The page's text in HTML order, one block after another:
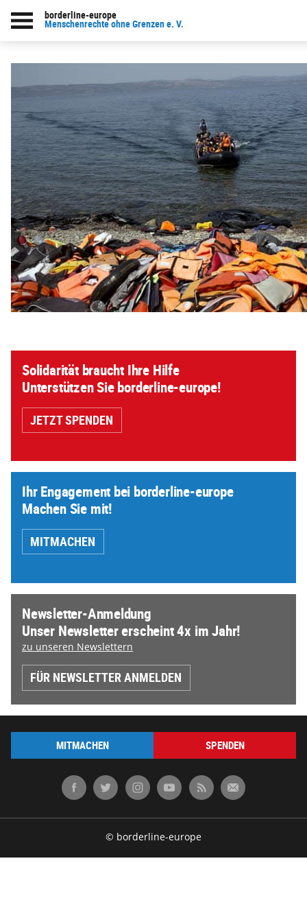
borderline-europe
Menschenrechte ohne Grenzen e. V.
Solidarität braucht Ihre Hilfe
Unterstützen Sie borderline-europe!
JETZT SPENDEN
Ihr Engagement bei borderline-europe
Machen Sie mit!
MITMACHEN
Newsletter-Anmeldung
Unser Newsletter erscheint 4x im Jahr!
zu unseren Newslettern
FÜR NEWSLETTER ANMELDEN
MITMACHEN SPENDEN
© borderline-europe